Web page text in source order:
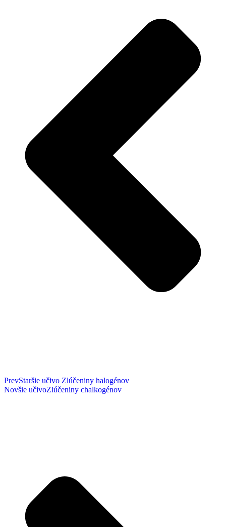
PrevStaršie učivo Zlúčeniny halogénov
Novšie učivoZlúčeniny chalkogénov